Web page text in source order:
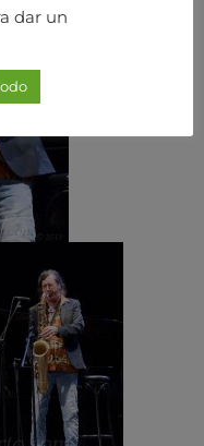
dar un